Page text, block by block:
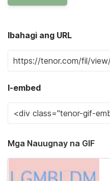
Ibahagi ang URL
I-embed
Mga Nauugnay na GIF